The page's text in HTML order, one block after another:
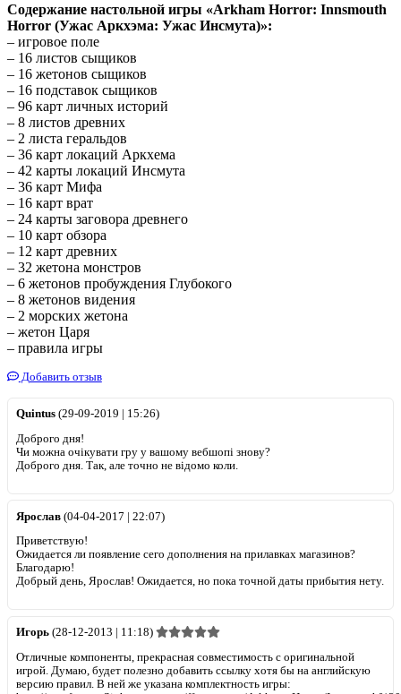
Содержание настольной игры «Arkham Horror: Innsmouth
Horror (Ужас Аркхэма: Ужас Инсмута)»:
– игровое поле
– 16 листов сыщиков
– 16 жетонов сыщиков
– 16 подставок сыщиков
– 96 карт личных историй
– 8 листов древних
– 2 листа геральдов
– 36 карт локаций Аркхема
– 42 карты локаций Инсмута
– 36 карт Мифа
– 16 карт врат
– 24 карты заговора древнего
– 10 карт обзора
– 12 карт древних
– 32 жетона монстров
– 6 жетонов пробуждения Глубокого
– 8 жетонов видения
– 2 морских жетона
– жетон Царя
– правила игры
Добавить отзыв
Quintus (29-09-2019 | 15:26)
Доброго дня!
Чи можна очікувати гру у вашому вебшопі знову?
Доброго дня. Так, але точно не відомо коли.
Ярослав (04-04-2017 | 22:07)
Приветствую!
Ожидается ли появление сего дополнения на прилавках магазинов?
Благодарю!
Добрый день, Ярослав! Ожидается, но пока точной даты прибытия нету.
Игорь (28-12-2013 | 11:18)
Отличные компоненты, прекрасная совместимость с оригинальной
игрой. Думаю, будет полезно добавить ссылку хотя бы на английскую
версию правил. В ней же указана комплектность игры: